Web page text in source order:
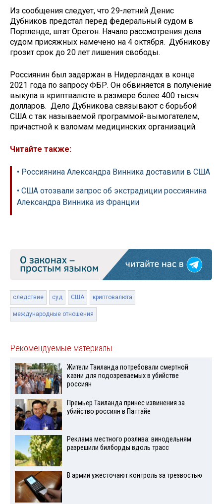
Из сообщения следует, что 29-летний Денис
Дубников предстал перед федеральный судом в
Портленде, штат Орегон. Начало рассмотрения дела
судом присяжных намечено на 4 октября. Дубникову
грозит срок до 20 лет лишения свободы.
Россиянин был задержан в Нидерландах в конце
2021 года по запросу ФБР. Он обвиняется в получение
выкупа в криптвалюте в размере более 400 тысяч
долларов. Дело Дубникова связывают с борьбой
США с так называемой программой-вымогателем,
причастной к взломам медицинских организаций.
Читайте также:
• Россиянина Александра Винника доставили в США
• США отозвали запрос об экстрадиции россиянина
Александра Винника из Франции
следствие суд США криптовалюта
международные отношения
Рекомендуемые материалы
Жители Таиланда потребовали смертной
казни для подозреваемых в убийстве
россиян
Премьер Таиланда принес извинения за
убийство россиян в Паттайе
Реклама местного розлива: винодельням
разрешили билборды вдоль трасс
В армии ужесточают контроль за трезвостью